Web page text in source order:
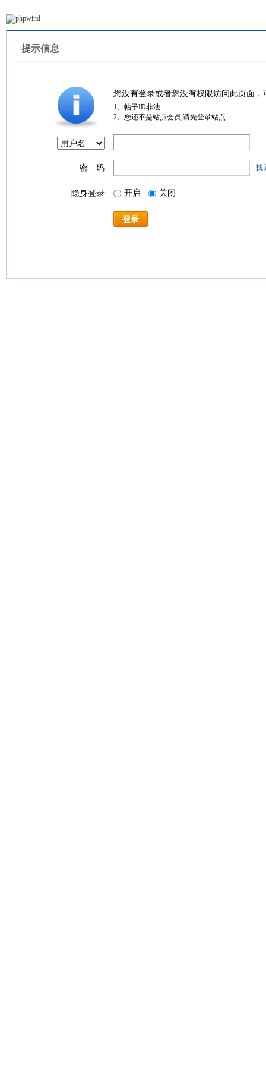
提示信息
您没有登录或者您没有权限访问此页面
1、帖子ID非法
2、您还不是站点会员,请先登录站点
密 码 找
隐身登录 开启 关闭
登录